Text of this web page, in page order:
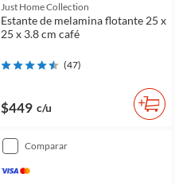
Just Home Collection
Estante de melamina flotante 25 x
25 x 3.8 cm café
(47)
$449 c/u
comparar